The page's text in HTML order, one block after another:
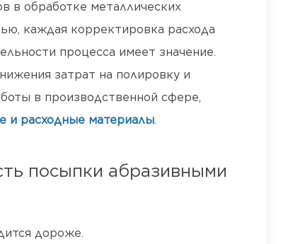
в обработке металлических
каждая корректировка расхода
процесса имеет значение.
затрат на полировку и
в производственной сфере,
и расходные материалы.
посыпки абразивными
дороже.